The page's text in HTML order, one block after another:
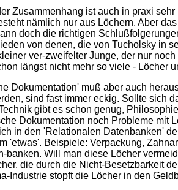
Zusammenhang ist auch in praxi
nämlich nur aus Löchern. Aber
doch die richtigen
von denen, die von Tucholsky in
ver-zweifelter Junge, der nur
längst nicht mehr so viele - Löcher
Dokumentation' muß aber auch
sind fast immer eckig. Sollte sich
gibt es schon genug,
Dokumentation noch Probleme mit
in den 'Relationalen Datenbanken'
'etwas'. Beispiele: Verpackung,
Will man diese Löcher
die durch die Nicht-Besetzbarkeit
Industrie stopft die Löcher in den